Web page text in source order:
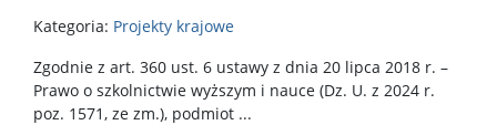
Kategoria: Projekty krajowe
Zgodnie z art. 360 ust. 6 ustawy z dnia 20 lipca 2018 r. –
Prawo o szkolnictwie wyższym i nauce (Dz. U. z 2024 r.
poz. 1571, ze zm.), podmiot ...